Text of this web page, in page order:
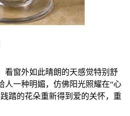
看窗外如此晴朗的天感觉特别舒
人一种明媚，仿佛阳光照耀在“心
踏的花朵重新得到爱的关怀，重